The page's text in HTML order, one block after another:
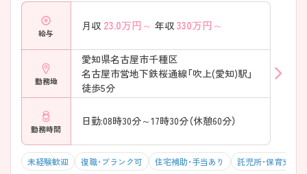
給与
月収 23.0万円～ 年収 330万円～
勤務地
愛知県名古屋市千種区
名古屋市営地下鉄桜通線「吹上(愛知)駅」
徒歩5分
勤務時間
日勤:08時30分～17時30分（休憩60分）
未経験歓迎 復職・ブランク可 住宅補助・手当あり 託児所・保育支援